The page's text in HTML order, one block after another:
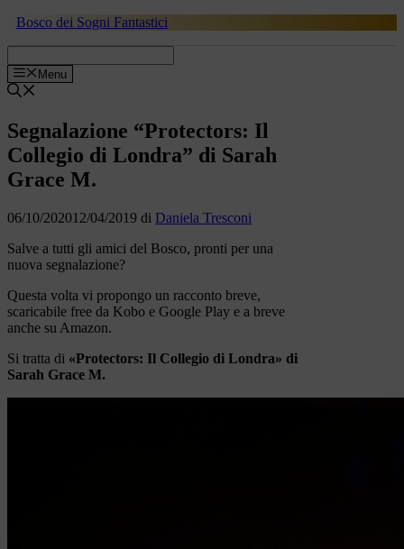
Vai
Bosco dei Sogni Fantastici
Menu
Segnalazione “Protectors: Il
Collegio di Londra” di Sarah
Grace M.
06/10/202012/04/2019 di Daniela Tresconi
Salve a tutti gli amici del Bosco, pronti per una
nuova segnalazione?
Questa volta vi propongo un racconto breve,
scaricabile free da Kobo e Google Play e a breve
anche su Amazon.
Si tratta di «Protectors: Il Collegio di Londra» di
Sarah Grace M.